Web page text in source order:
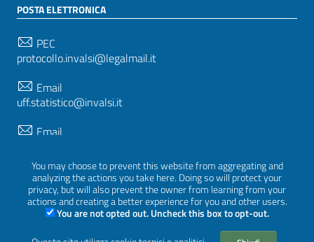
You may choose to prevent this website from aggregating and
analyzing the actions you take here. Doing so will protect your
privacy, but will also prevent the owner from learning from your
actions and creating a better experience for you and other users.
You are not opted out. Uncheck this box to opt-out.
POSTA ELETTRONICA
PEC
protocollo.invalsi@legalmail.it
Email
uff.statistico@invalsi.it
Email
SEGUICI SU